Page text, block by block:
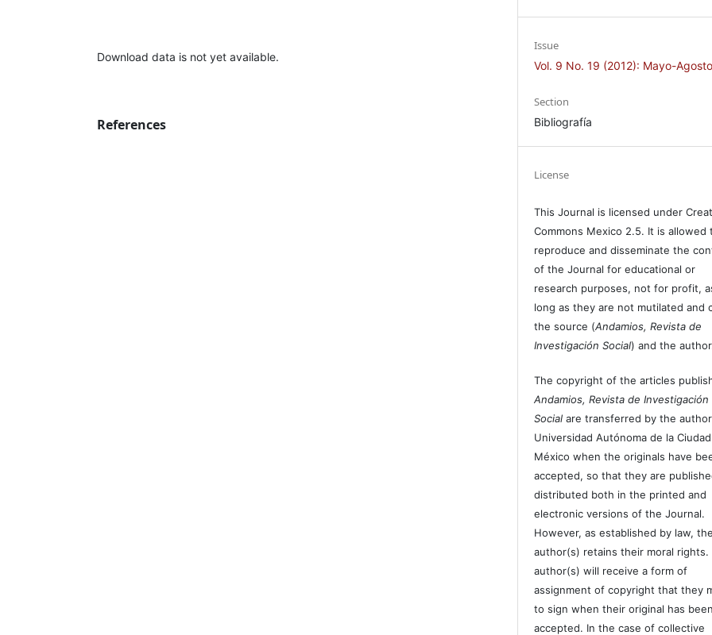
Download data is not yet available.
References
Issue
Vol. 9 No. 19 (2012): Mayo-Agosto
Section
Bibliografía
License
This Journal is licensed under
Commons Mexico 2.5. It is allowed
reproduce and disseminate the
of the Journal for educational or
research purposes, not for profit,
long as they are not mutilated and
the source (Andamios, Revista de
Investigación Social) and the
The copyright of the articles
Andamios, Revista de Investigación
Social are transferred by the
Universidad Autónoma de la
México when the originals have
accepted, so that they are
distributed both in the printed and
electronic versions of the Journal.
However, as established by law, the
author(s) retains their moral rights.
author(s) will receive a form of
assignment of copyright that they
to sign when their original has been
accepted. In the case of collective